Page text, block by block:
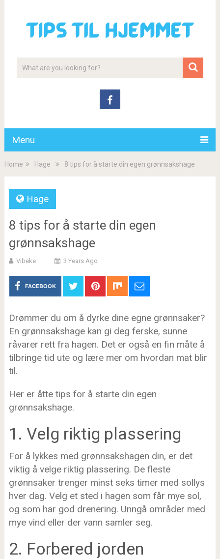
Menu
Home Hage 8 tips for å starte din egen grønnsakshage
Hage
8 tips for å starte din egen
grønnsakshage
Vibeke 3 Years Ago
FACEBOOK
Drømmer du om å dyrke dine egne grønnsaker?
En grønnsakshage kan gi deg ferske, sunne
råvarer rett fra hagen. Det er også en fin måte å
tilbringe tid ute og lære mer om hvordan mat blir
til.
Her er åtte tips for å starte din egen
grønnsakshage.
1. Velg riktig plassering
For å lykkes med grønnsakshagen din, er det
viktig å velge riktig plassering. De fleste
grønnsaker trenger minst seks timer med sollys
hver dag. Velg et sted i hagen som får mye sol,
og som har god drenering. Unngå områder med
mye vind eller der vann samler seg.
2. Forbered jorden